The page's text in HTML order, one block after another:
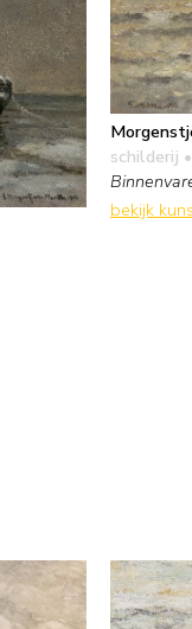
schilderij
bekijk